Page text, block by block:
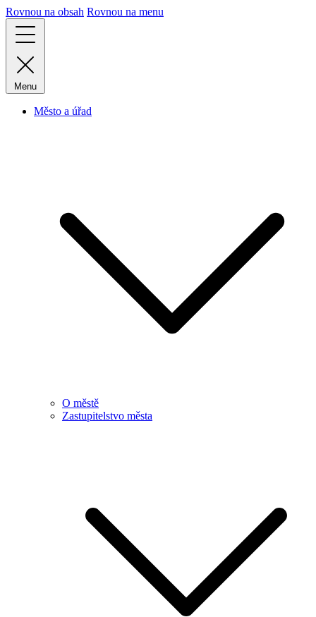
Rovnou na obsah Rovnou na menu
Menu
Město a úřad
O městě
Zastupitelstvo města